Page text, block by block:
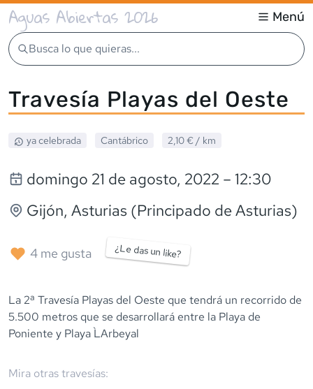
Aguas Abiertas 2026 Menú
Busca lo que quieras...
Travesía Playas del Oeste
ya celebrada Cantábrico 2,10 € / km
domingo 21 de agosto, 2022 – 12:30
Gijón, Asturias (Principado de Asturias)
4 me gusta ¿Le das un like?
La 2ª Travesía Playas del Oeste que tendrá un recorrido de
5.500 metros que se desarrollará entre la Playa de
Poniente y Playa L`Arbeyal
Mira otras travesías: